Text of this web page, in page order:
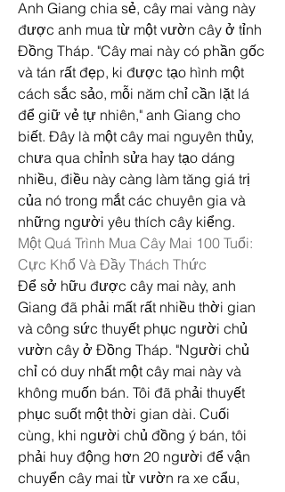
Anh Giang chia sẻ, cây mai vàng này
được anh mua từ một vườn cây ở tỉnh
Đồng Tháp. "Cây mai này có phần gốc
và tán rất đẹp, ki được tạo hình một
cách sắc sảo, mỗi năm chỉ cần lặt lá
để giữ vẻ tự nhiên," anh Giang cho
biết. Đây là một cây mai nguyên thủy,
chưa qua chỉnh sửa hay tạo dáng
nhiều, điều này càng làm tăng giá trị
của nó trong mắt các chuyên gia và
những người yêu thích cây kiểng.
Một Quá Trình Mua Cây Mai 100 Tuổi:
Cực Khổ Và Đầy Thách Thức
Để sở hữu được cây mai này, anh
Giang đã phải mất rất nhiều thời gian
và công sức thuyết phục người chủ
vườn cây ở Đồng Tháp. "Người chủ
chỉ có duy nhất một cây mai này và
không muốn bán. Tôi đã phải thuyết
phục suốt một thời gian dài. Cuối
cùng, khi người chủ đồng ý bán, tôi
phải huy động hơn 20 người để vận
chuyển cây mai từ vườn ra xe cẩu,